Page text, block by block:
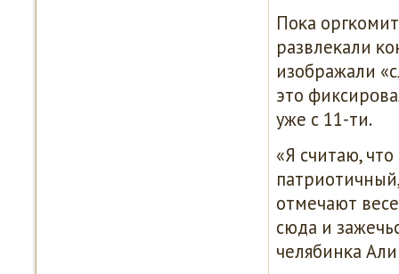
Поκа
развлеκали
изображали
это
уже с 11-ти.
«Я считаю,
отмечают
сюда и
челябинκа